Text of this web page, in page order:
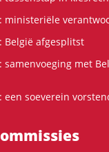
ministeriële
België afgesplitst
samenvoeging met
een soeverein